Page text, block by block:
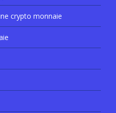
crypto monnaie